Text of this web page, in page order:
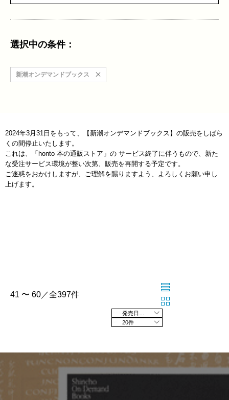
選択中の条件：
新潮オンデマンドブックス
2024年3月31日をもって、【新潮オンデマンドブックス】の販売をしばら
くの間停止いたします。
これは、「honto 本の通販ストア」の サービス終了に伴うもので、新た
な受注サービス環境が整い次第、販売を再開する予定です。
ご迷惑をおかけしますが、ご理解を賜りますよう、よろしくお願い申し
上げます。
41 〜 60／全397件
20件